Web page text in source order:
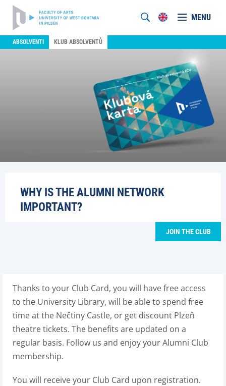
MENU
ABSOLVENTI KLUB ABSOLVENTŮ
WHY IS THE ALUMNI NETWORK
IMPORTANT?
JOIN THE CLUB
Thanks to your Club Card, you will have free access
to the University Library, will be able to spend free
time at the Nečtiny Castle, or get discount Plzeň
theatre tickets. The benefits are updated on a
regular basis. Follow us and enjoy your Alumni Club
membership.
You will receive your Club Card upon registration.